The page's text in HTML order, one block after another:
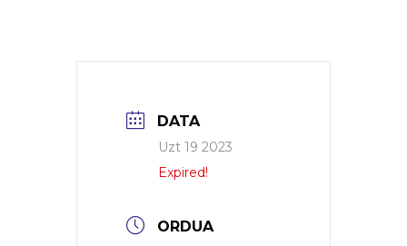
DATA
Uzt 19 2023
Expired!
ORDUA